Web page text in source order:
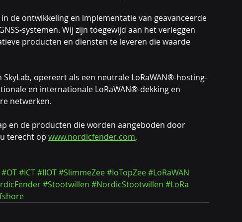
in de ontwikkeling en implementatie van geavanceerde
systemen. Wij zijn toegewijd aan het verleggen
producten en diensten te leveren die waarde
SkyLab, opereert als een neutrale LoRaWAN®-hosting-
en internationale LoRaWAN®-dekking en
netwerken.
en de producten die worden aangeboden door
terecht op www.nordicfender.com,
#OT#ICT#IIOT#SlimmeZee#IoTopZee#LoRaWAN
#Stootwillen #NordicStootwillen #LoRa